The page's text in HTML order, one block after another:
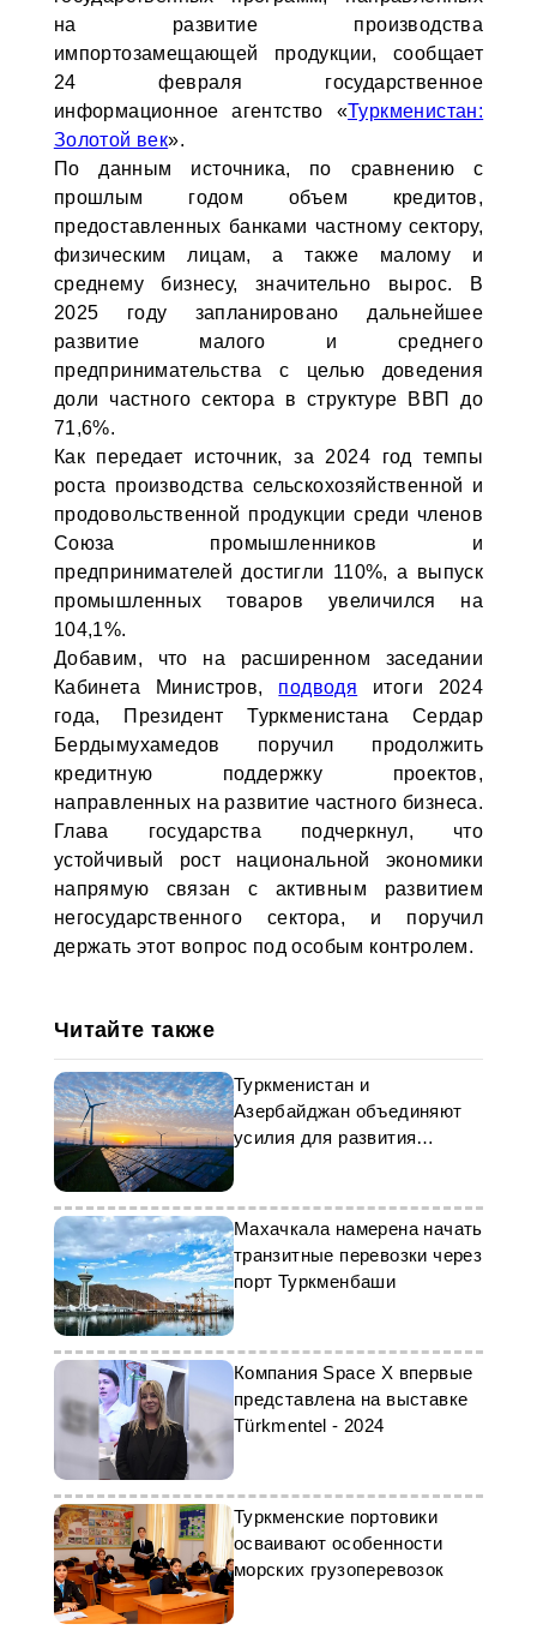
на развитие производства
импортозамещающей продукции, сообщает
24 февраля государственное
информационное агентство «Туркменистан:
Золотой век».
По данным источника, по сравнению с
прошлым годом объем кредитов,
предоставленных банками частному сектору,
физическим лицам, а также малому и
среднему бизнесу, значительно вырос. В
2025 году запланировано дальнейшее
развитие малого и среднего
предпринимательства с целью доведения
доли частного сектора в структуре ВВП до
71,6%.
Как передает источник, за 2024 год темпы
роста производства сельскохозяйственной и
продовольственной продукции среди членов
Союза промышленников и
предпринимателей достигли 110%, а выпуск
промышленных товаров увеличился на
104,1%.
Добавим, что на расширенном заседании
Кабинета Министров, подводя итоги 2024
года, Президент Туркменистана Сердар
Бердымухамедов поручил продолжить
кредитную поддержку проектов,
направленных на развитие частного бизнеса.
Глава государства подчеркнул, что
устойчивый рост национальной экономики
напрямую связан с активным развитием
негосударственного сектора, и поручил
держать этот вопрос под особым контролем.
Читайте также
Туркменистан и
Азербайджан объединяют
усилия для развития
«зеленой» энергетики
Махачкала намерена начать
транзитные перевозки через
порт Туркменбаши
Компания Space X впервые
представлена на выставке
Türkmentel - 2024
Туркменские портовики
осваивают особенности
морских грузоперевозок